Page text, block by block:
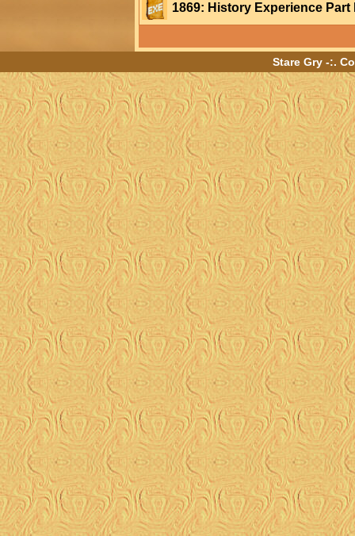
1869: History Experience Part
Stare Gry -:.